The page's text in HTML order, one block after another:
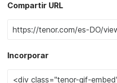
Compartir URL
Incorporar